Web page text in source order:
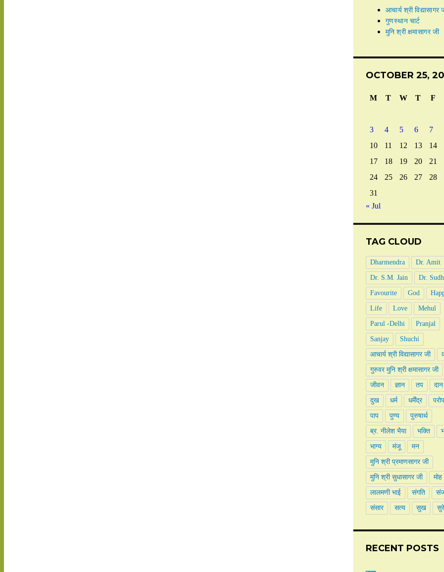
आचार्य श्री विद्यासागर
गुणस्थान चार्ट
मुनि श्री क्षमासागर जी
OCTOBER 25,
M T W T F
3
4 5 6 7
10
11 12 13 14
17
18 19 20 21
24
25 26 27 28
31
« Jul
TAG CLOUD
Dharmendra Dr. Amit
Dr. S.M. Jain Dr.
Favourite God
Life Love Mehul
Parul -Delhi Pranjal
Sanjay Shuchi
आचार्य श्री विद्यासागर जी
गुरुवर मुनि श्री क्षमासागर जी
जीवन ज्ञान तप दान
दुख धर्म धर्मेंद्र
पाप पुण्य पुरुषार्थ
ब्र. नीलेश भैया भक्ति
भाग्य मंजू मन
मुनि श्री प्रमाणसागर जी
मुनि श्री सुधासागर जी मोह
लालमणी भाई संगति
संसार सत्य सुख
RECENT POSTS